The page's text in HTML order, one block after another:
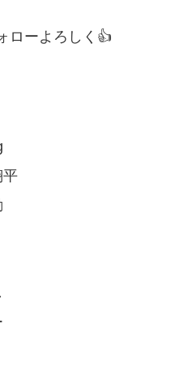
ローよろしく👍